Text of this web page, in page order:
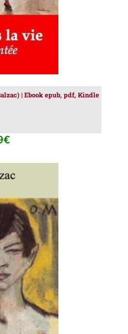
| Ebook epub, pdf, Kindle
€
DÉTAILS